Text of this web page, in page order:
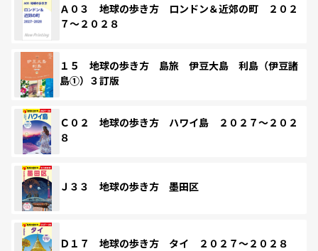
Ａ０３ 地球の歩き方 ロンドン＆近郊の町 ２０２
７～２０２８
１５ 地球の歩き方 島旅 伊豆大島 利島（伊豆諸
島①）３訂版
Ｃ０２ 地球の歩き方 ハワイ島 ２０２７～２０２
８
Ｊ３３ 地球の歩き方 墨田区
Ｄ１７ 地球の歩き方 タイ ２０２７～２０２８